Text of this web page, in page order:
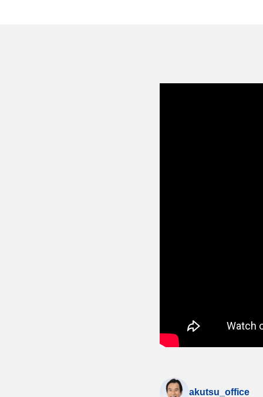
akutsu_office